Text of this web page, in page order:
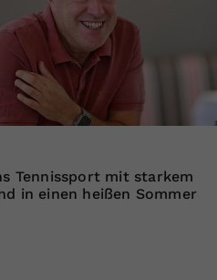
Tennissport mit starkem
in einen heißen Sommer